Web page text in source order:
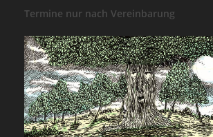
Termine nur nach Vereinbarung